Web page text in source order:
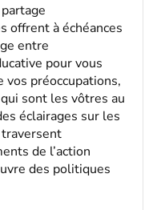
offrent à échéances
entre
pour vous
vos préoccupations,
sont les vôtres au
éclairages sur les
traversent
de l’action
des politiques